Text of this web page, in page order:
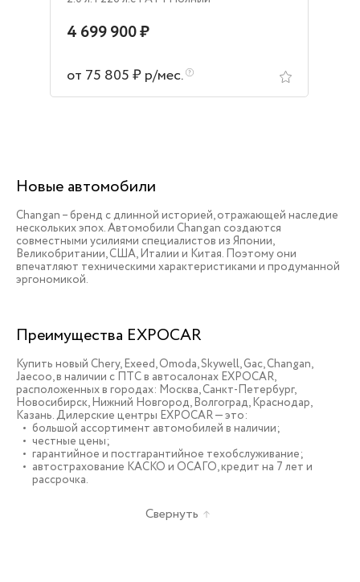
4 699 900 ₽
от 75 805 ₽ р/мес.
Новые автомобили
Changan – бренд с длинной историей, отражающей наследие
нескольких эпох. Автомобили Changan создаются
совместными усилиями специалистов из Японии,
Великобритании, США, Италии и Китая. Поэтому они
впечатляют техническими характеристиками и продуманной
эргономикой.
Преимущества EXPOCAR
Купить новый Chery, Exeed, Omoda, Skywell, Gac, Changan,
Jaecoo, в наличии c ПТС в автосалонах EXPOCAR,
расположенных в городах: Москва, Санкт-Петербург,
Новосибирск, Нижний Новгород, Волгоград, Краснодар,
Казань. Дилерские центры EXPOCAR — это:
большой ассортимент автомобилей в наличии;
честные цены;
гарантийное и постгарантийное техобслуживание;
автострахование КАСКО и ОСАГО, кредит на 7 лет и
рассрочка.
Свернуть